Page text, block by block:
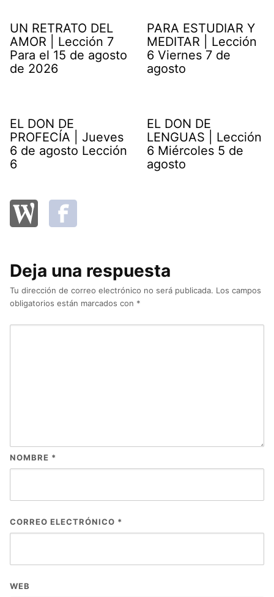
UN RETRATO DEL
AMOR | Lección 7
Para el 15 de agosto
de 2026
PARA ESTUDIAR Y
MEDITAR | Lección
6 Viernes 7 de
agosto
EL DON DE
PROFECÍA | Jueves
6 de agosto Lección
6
EL DON DE
LENGUAS | Lección
6 Miércoles 5 de
agosto
Deja una respuesta
Tu dirección de correo electrónico no será publicada. Los campos
obligatorios están marcados con *
NOMBRE *
CORREO ELECTRÓNICO *
WEB